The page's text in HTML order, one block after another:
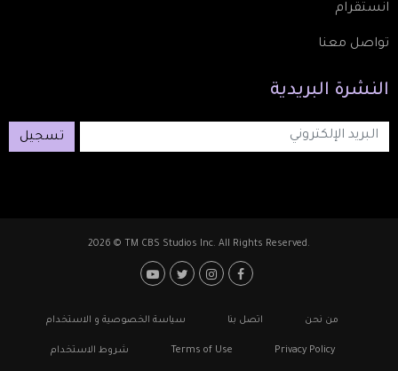
انستقرام
تواصل معنا
النشرة البريدية
تسجيل
2026 © TM CBS Studios Inc. All Rights Reserved.
Footer: Social Media
Footerمن نحن اتصل بنا سياسة الخصوصية و الاستخدام
Privacy Policy
Terms of Use شروط الاستخدام